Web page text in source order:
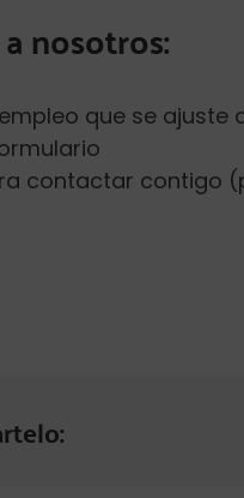
nosotros:
que se ajuste
contactar contigo